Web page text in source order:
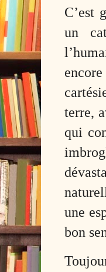
C’est
un
terre,
qui
une
bon